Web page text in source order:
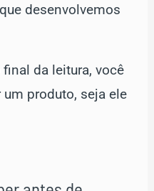
desenvolvemos
da leitura, você
produto, seja ele